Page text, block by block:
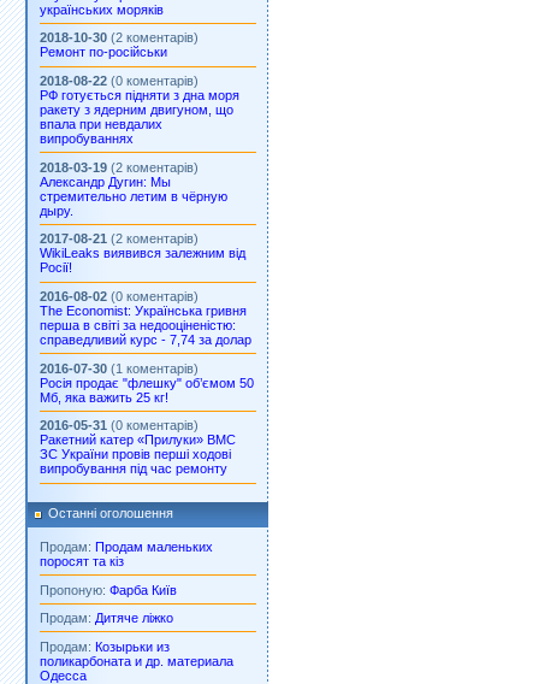
українських моряків
2018-10-30 (2 коментарів)
Ремонт по-російськи
2018-08-22 (0 коментарів)
РФ готується підняти з дна моря
ракету з ядерним двигуном, що
впала при невдалих
випробуваннях
2018-03-19 (2 коментарів)
Александр Дугин: Мы
стремительно летим в чёрную
дыру.
2017-08-21 (2 коментарів)
WikiLeaks виявився залежним від
Росії!
2016-08-02 (0 коментарів)
The Economist: Українська гривня
перша в світі за недооціненістю:
справедливий курс - 7,74 за долар
2016-07-30 (1 коментарів)
Росія продає "флешку" об’ємом 50
Мб, яка важить 25 кг!
2016-05-31 (0 коментарів)
Ракетний катер «Прилуки» ВМС
ЗС України провів перші ходові
випробування під час ремонту
Останні оголошення
Продам: Продам маленьких
поросят та кіз
Пропоную: Фарба Київ
Продам: Дитяче ліжко
Продам: Козырьки из
поликарбоната и др. материала
Одесса